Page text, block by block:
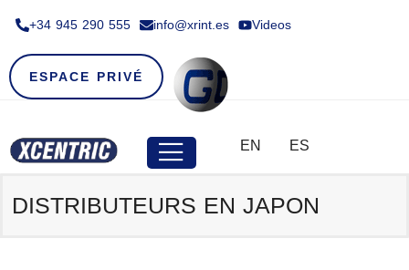
+34 945 290 555​ info@xrint.es Videos
ESPACE PRIVÉ
EN ES
DISTRIBUTEURS EN JAPON